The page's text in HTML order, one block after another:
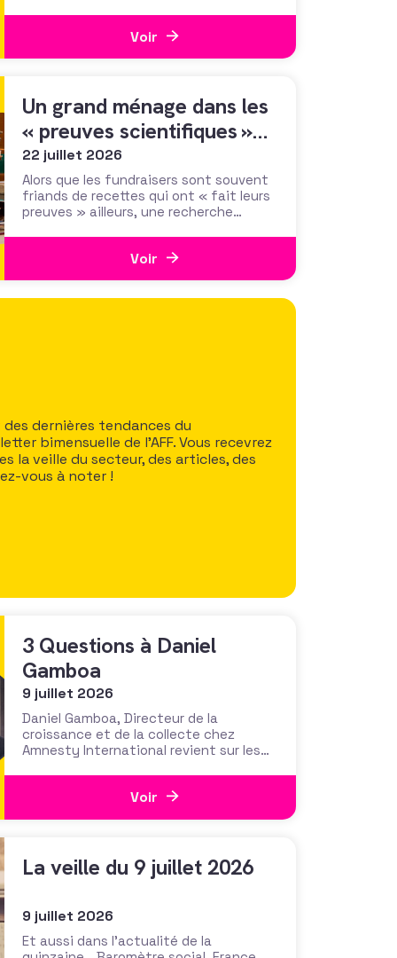
mobilisés en moins d’une semaine par la
Voir
Un grand ménage dans les
« preuves scientifiques »
d’efficacité des méthodes
et tactiques de collecte…
22 juillet 2026
Alors que les fundraisers sont souvent
friands de recettes qui ont « fait leurs
preuves » ailleurs, une recherche
pose une question cruciale : la
Voir
3 Questions à Daniel
Gamboa
9 juillet 2026
Daniel Gamboa, Directeur de la
croissance et de la collecte chez
Amnesty International revient sur les
peuvent créer du lien ? Comment
Voir
La veille du 9 juillet 2026
9 juillet 2026
Et aussi dans l’actualité de la
dernières tendances du
bimensuelle de l’AFF. Vous recevrez
la veille du secteur, des articles, des
vous à noter !